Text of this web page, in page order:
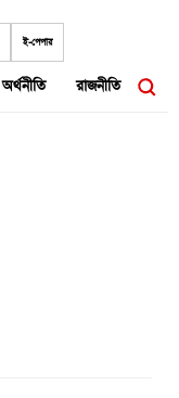
ই-পেপার
অর্থনীতি রাজনীতি